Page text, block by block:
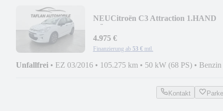
NEUCitroën C3 Attraction 1.HAND
4.975 €
Finanzierung ab 53 € mtl.
Unfallfrei • EZ 03/2016 • 105.275 km • 50 kW (68 PS) • Benzin
Kontakt